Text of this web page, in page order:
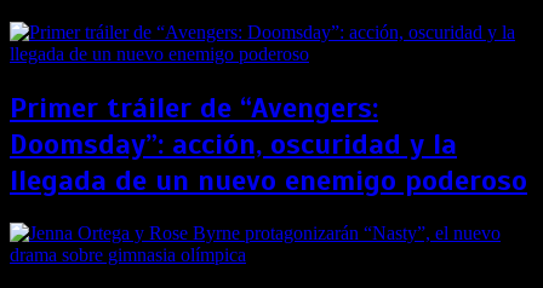
Primer tráiler de “Avengers:
Doomsday”: acción, oscuridad y la
llegada de un nuevo enemigo poderoso